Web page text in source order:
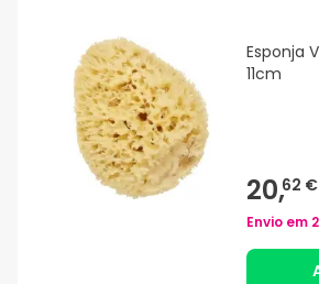
Esponja
11cm
20,62 €
Envio em